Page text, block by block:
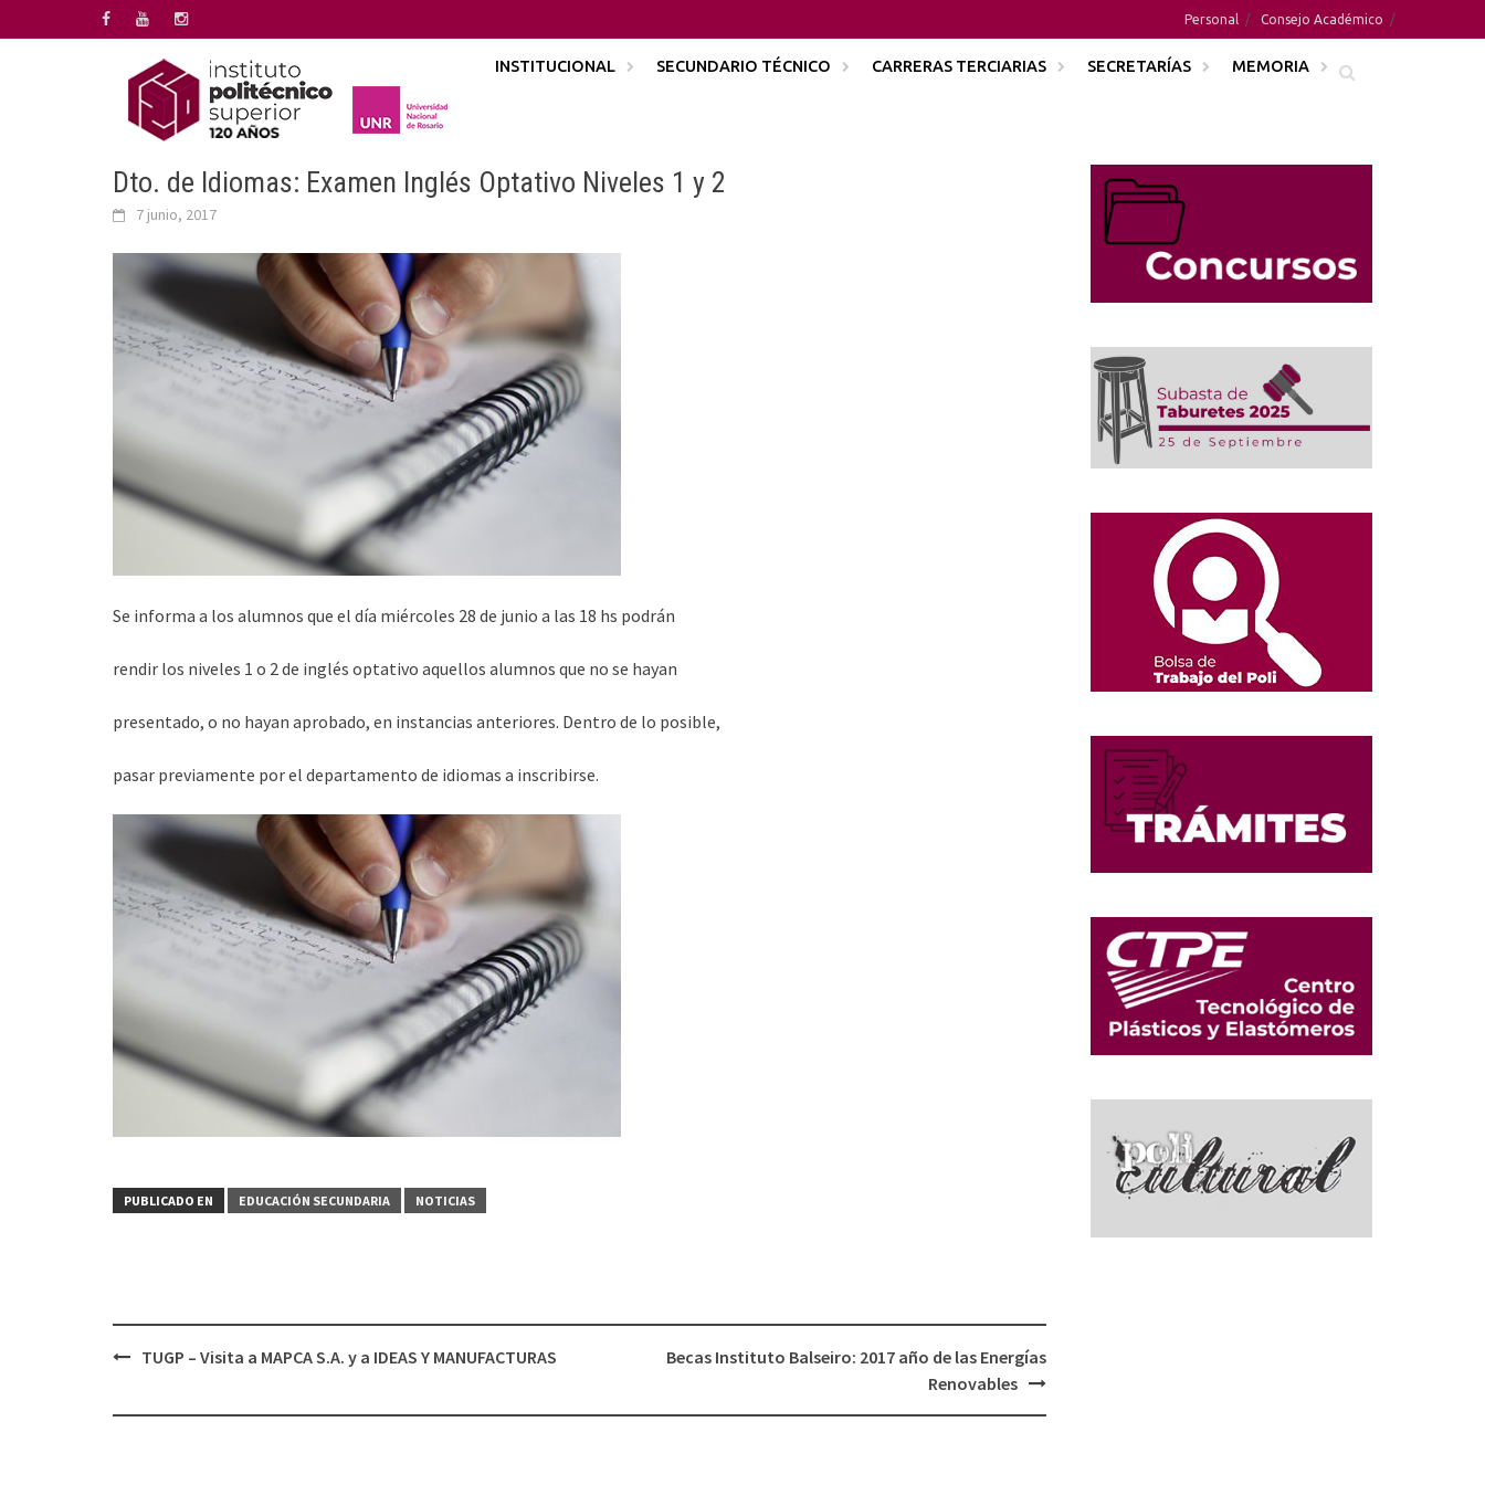
al
Personal Consejo Académico
INSTITUCIONAL SECUNDARIO TÉCNICO CARRERAS TERCIARIAS SECRETARÍAS MEMORIA
Dto. de Idiomas: Examen Inglés Optativo Niveles 1 y 2
7 junio, 2017
Se informa a los alumnos que el día miércoles 28 de junio a las 18 hs podrán
rendir los niveles 1 o 2 de inglés optativo aquellos alumnos que no se hayan
presentado, o no hayan aprobado, en instancias anteriores. Dentro de lo posible,
pasar previamente por el departamento de idiomas a inscribirse.
PUBLICADO EN EDUCACIÓN SECUNDARIA NOTICIAS
Navegación
TUGP – Visita a MAPCA S.A. y a IDEAS Y MANUFACTURAS
Becas Instituto Balseiro: 2017 año de las Energías
Renovables